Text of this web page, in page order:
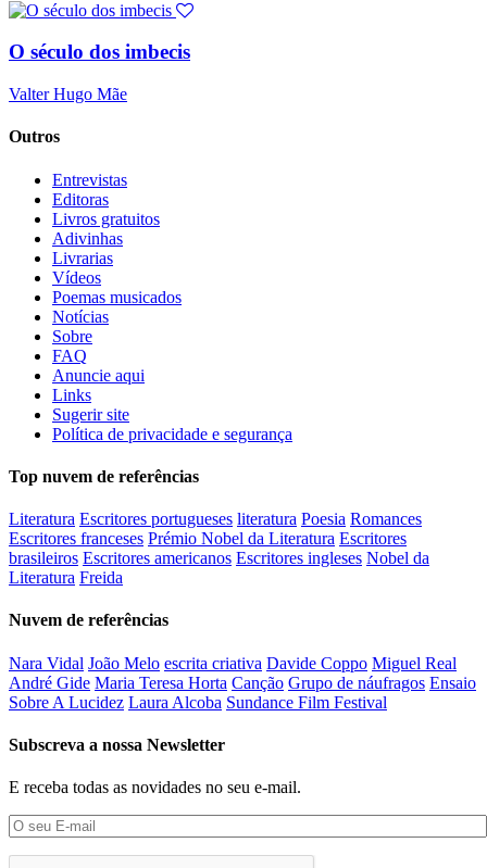
O século dos imbecis
Valter Hugo Mãe
Outros
Entrevistas
Editoras
Livros gratuitos
Adivinhas
Livrarias
Vídeos
Poemas musicados
Notícias
Sobre
FAQ
Anuncie aqui
Links
Sugerir site
Política de privacidade e segurança
Top nuvem de referências
Literatura Escritores portugueses literatura Poesia Romances
Escritores franceses Prémio Nobel da Literatura Escritores
brasileiros Escritores americanos Escritores ingleses Nobel da
Literatura Freida
Nuvem de referências
Nara Vidal João Melo escrita criativa Davide Coppo Miguel Real
André Gide Maria Teresa Horta Canção Grupo de náufragos Ensaio
Sobre A Lucidez Laura Alcoba Sundance Film Festival
Subscreva a nossa Newsletter
E receba todas as novidades no seu e-mail.